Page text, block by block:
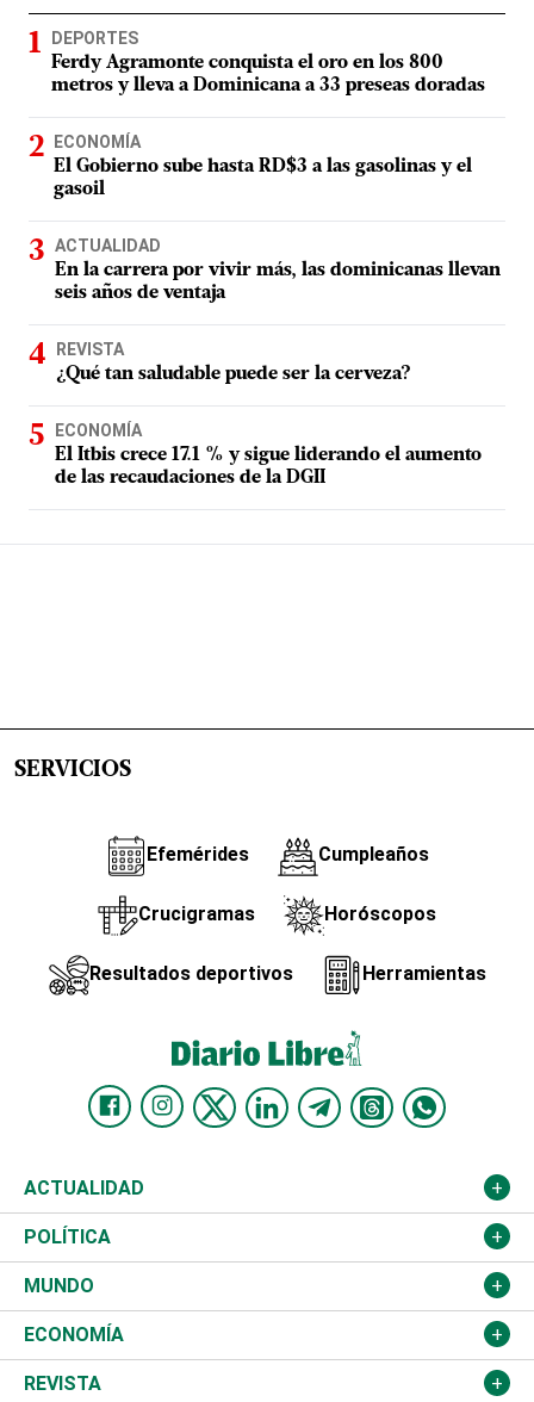
DEPORTES
Ferdy Agramonte conquista el oro en los 800
metros y lleva a Dominicana a 33 preseas doradas
ECONOMÍA
El Gobierno sube hasta RD$3 a las gasolinas y el
gasoil
ACTUALIDAD
En la carrera por vivir más, las dominicanas llevan
seis años de ventaja
REVISTA
¿Qué tan saludable puede ser la cerveza?
ECONOMÍA
El Itbis crece 17.1 % y sigue liderando el aumento
de las recaudaciones de la DGII
SERVICIOS
Efemérides Cumpleaños
Crucigramas Horóscopos
Resultados deportivos Herramientas
ACTUALIDAD
Nacional
Ciudad
Educación
Salud
POLÍTICA
Partidos
JCE
TSE
MUNDO
Estados Unidos
América Latina
ECONOMÍA
Finanzas
REVISTA